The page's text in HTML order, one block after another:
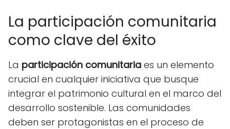
La participación comunitaria
como clave del éxito
La participación comunitaria es un elemento
crucial en cualquier iniciativa que busque
integrar el patrimonio cultural en el marco del
desarrollo sostenible. Las comunidades
deben ser protagonistas en el proceso de